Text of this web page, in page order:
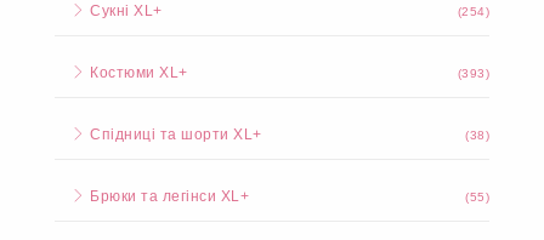
Сукні XL+ (254)
Костюми XL+ (393)
Спідниці та шорти XL+ (38)
Брюки та легінси XL+ (55)